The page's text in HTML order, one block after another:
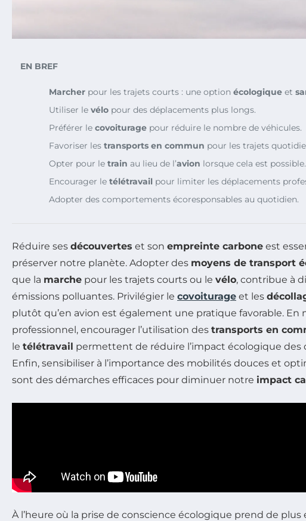
EN BREF
Marcher pour les trajets courts : une option écologique et
Utiliser le vélo pour des déplacements plus longs.
Préférer le covoiturage pour réduire le nombre de véhicules.
Favoriser les transports en commun pour les trajets
Opter pour le train au lieu de l’avion lorsque cela est possible.
Encourager le télétravail pour limiter les déplacements
Adopter des comportements écoresponsables au quotidien.
Réduire ses découvertes et son empreinte carbone est
préserver notre planète. Adopter des moyens de transport
que la marche pour les trajets courts ou le vélo, contribue à
émissions polluantes. Privilégier le covoiturage et les
plutôt qu’en avion est également une pratique favorable. En
professionnel, encourager l’utilisation des transports en
le télétravail permettent de réduire l’impact écologique des
Enfin, sensibiliser à l’importance des mobilités douces et
sont des démarches efficaces pour diminuer notre impact
À l’heure où la prise de conscience écologique prend de plus